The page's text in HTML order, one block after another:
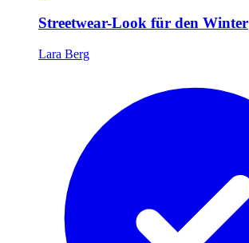
Streetwear-Look für den Winter
Lara Berg